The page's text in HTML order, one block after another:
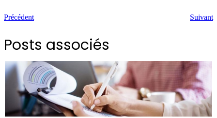
Précédent Suivant
Posts associés